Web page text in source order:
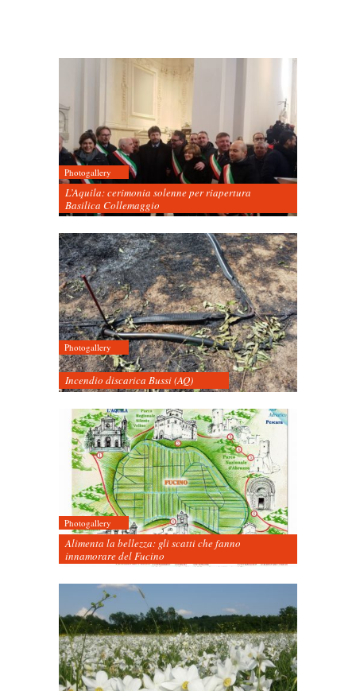
Photogallery
L’Aquila: cerimonia solenne per riapertura
Basilica Collemaggio
Photogallery
Incendio discarica Bussi (AQ)
Photogallery
Alimenta la bellezza: gli scatti che fanno
innamorare del Fucino